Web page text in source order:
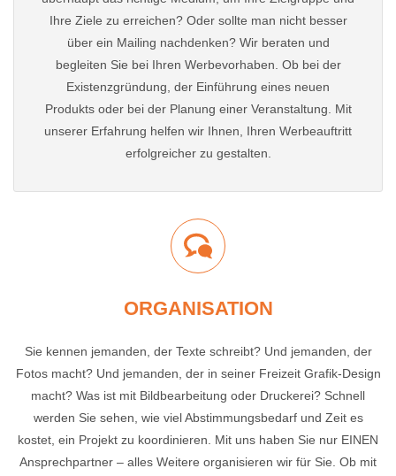
Ihre Ziele zu erreichen? Oder sollte man nicht besser
über ein Mailing nachdenken? Wir beraten und
begleiten Sie bei Ihren Werbevorhaben. Ob bei der
Existenzgründung, der Einführung eines neuen
Produkts oder bei der Planung einer Veranstaltung. Mit
unserer Erfahrung helfen wir Ihnen, Ihren Werbeauftritt
erfolgreicher zu gestalten.
ORGANISATION
Sie kennen jemanden, der Texte schreibt? Und jemanden, der
Fotos macht? Und jemanden, der in seiner Freizeit Grafik-Design
macht? Was ist mit Bildbearbeitung oder Druckerei? Schnell
werden Sie sehen, wie viel Abstimmungsbedarf und Zeit es
kostet, ein Projekt zu koordinieren. Mit uns haben Sie nur EINEN
Ansprechpartner – alles Weitere organisieren wir für Sie. Ob mit